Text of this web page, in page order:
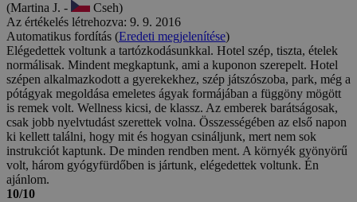
(Martina J. -
Cseh)
Az értékelés létrehozva: 9. 9. 2016
Automatikus fordítás (Eredeti megjelenítése)
Elégedettek voltunk a tartózkodásunkkal. Hotel szép, tiszta, ételek
normálisak. Mindent megkaptunk, ami a kuponon szerepelt. Hotel
szépen alkalmazkodott a gyerekekhez, szép játszószoba, park, még a
pótágyak megoldása emeletes ágyak formájában a függöny mögött
is remek volt. Wellness kicsi, de klassz. Az emberek barátságosak,
csak jobb nyelvtudást szerettek volna. Összességében az első napon
ki kellett találni, hogy mit és hogyan csináljunk, mert nem sok
instrukciót kaptunk. De minden rendben ment. A környék gyönyörű
volt, három gyógyfürdőben is jártunk, elégedettek voltunk. Én
ajánlom.
10/10